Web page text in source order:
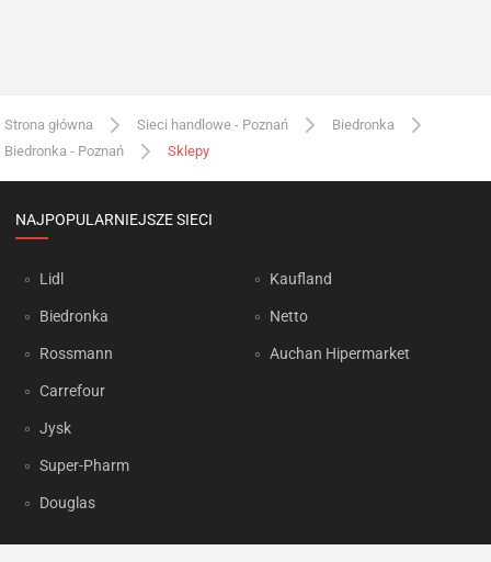
Strona główna Sieci handlowe - Poznań
Biedronka
Biedronka - Poznań
Sklepy
NAJPOPULARNIEJSZE SIECI
Lidl
Biedronka
Rossmann
Carrefour
Jysk
Super-Pharm
Douglas
Kaufland
Netto
Auchan Hipermarket